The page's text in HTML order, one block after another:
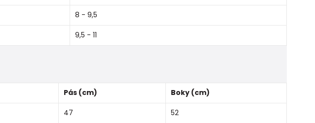
8 - 9,5
9,5 - 11
Pás (cm) Boky (cm)
47 52